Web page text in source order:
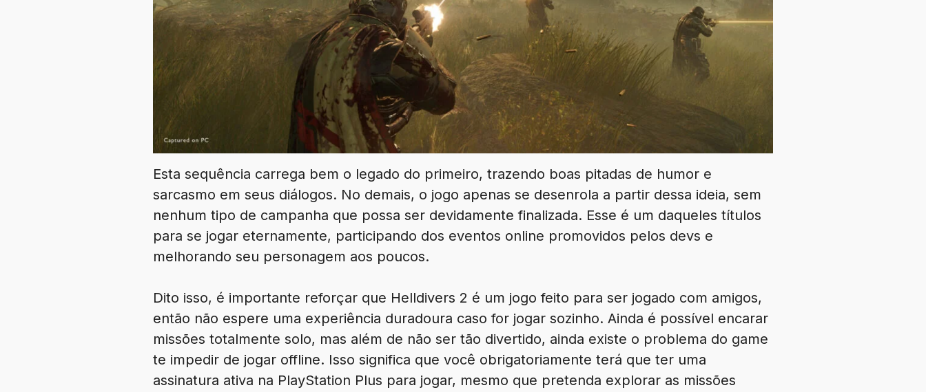
Esta sequência carrega bem o legado do primeiro, trazendo boas pitadas de humor e
sarcasmo em seus diálogos. No demais, o jogo apenas se desenrola a partir dessa ideia, sem
nenhum tipo de campanha que possa ser devidamente finalizada. Esse é um daqueles títulos
para se jogar eternamente, participando dos eventos online promovidos pelos devs e
melhorando seu personagem aos poucos.
Dito isso, é importante reforçar que Helldivers 2 é um jogo feito para ser jogado com amigos,
então não espere uma experiência duradoura caso for jogar sozinho. Ainda é possível encarar
missões totalmente solo, mas além de não ser tão divertido, ainda existe o problema do game
te impedir de jogar offline. Isso significa que você obrigatoriamente terá que ter uma
assinatura ativa na PlayStation Plus para jogar, mesmo que pretenda explorar as missões